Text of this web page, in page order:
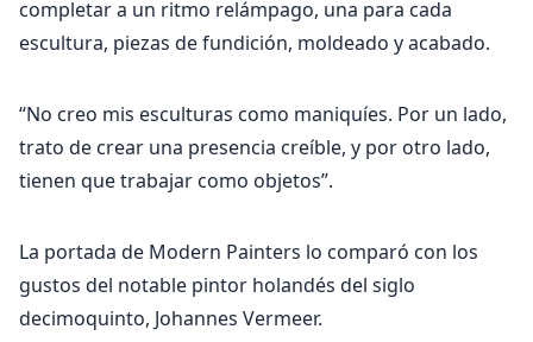
completar a un ritmo relámpago, una para cada
escultura, piezas de fundición, moldeado y acabado.
“No creo mis esculturas como maniquíes. Por un lado,
trato de crear una presencia creíble, y por otro lado,
tienen que trabajar como objetos”.
La portada de Modern Painters lo comparó con los
gustos del notable pintor holandés del siglo
decimoquinto, Johannes Vermeer.